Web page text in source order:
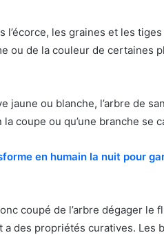
les graines et les
ou de la couleur de certaines
ou blanche, l’arbre de
coupe ou qu’une branche se
en humain la nuit pour
coupé de l’arbre dégager le
des propriétés curatives. Les